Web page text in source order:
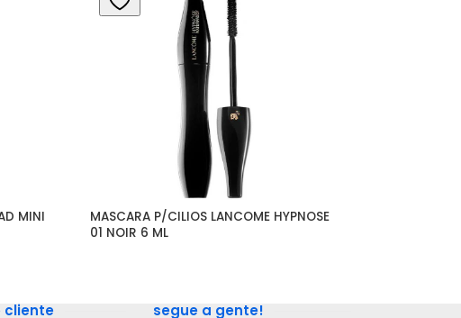
MINI
MASCARA P/CILIOS LANCOME HYPNOSE
01 NOIR 6 ML
cliente segue a gente!